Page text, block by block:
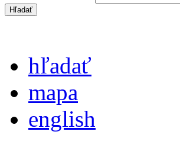
hľadať
mapa
english